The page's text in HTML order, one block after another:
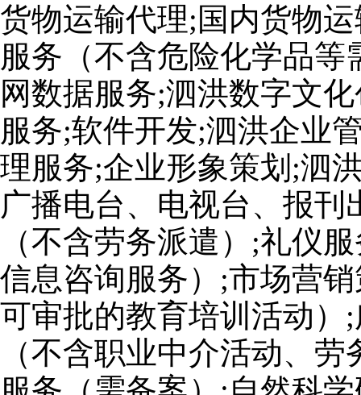
货物运输代理;国内货物
服务（不含危险化学品
网数据服务;泗洪数字文
服务;软件开发;泗洪企业
理服务;企业形象策划;泗
广播电台、电视台、报
（不含劳务派遣）;礼仪
信息咨询服务）;市场营
可审批的教育培训活动）
（不含职业中介活动、